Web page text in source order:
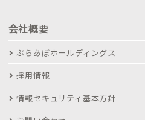
会社概要
ぶらあぼホールディングス
採用情報
情報セキュリティ基本方針